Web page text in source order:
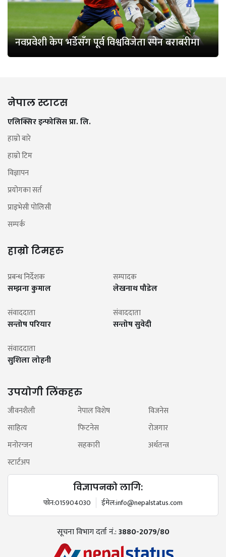
नवप्रवेशी केप भर्डेसँग पूर्व विश्वविजेता स्पेन बराबरीमा
नेपाल स्टाटस
एलिक्सिर इन्फोसिस प्रा. लि.
हाम्रो बारे
हाम्रो टिम
विज्ञापन
प्रयोगका सर्त
प्राइभेसी पोलिसी
सम्पर्क
हाम्रो टिमहरु
प्रबन्ध निर्देशक
सम्झना कुमाल
सम्पादक
लेखनाथ पौडेल
संवाददाता
सन्तोष परियार
संवाददाता
सन्तोष सुवेदी
संवाददाता
सुशिला लोहनी
उपयोगी लिंकहरु
जीवनशैली नेपाल विशेष
विजनेस
साहित्य
फिटनेस
रोजगार
मनोरन्जन
सहकारी
अर्थतन्त्र
स्टार्टअप
विज्ञापनको लागि:
फोन:015904030 ईमेल:info@nepalstatus.com
सूचना विभाग दर्ता नं.:3880-2079/80